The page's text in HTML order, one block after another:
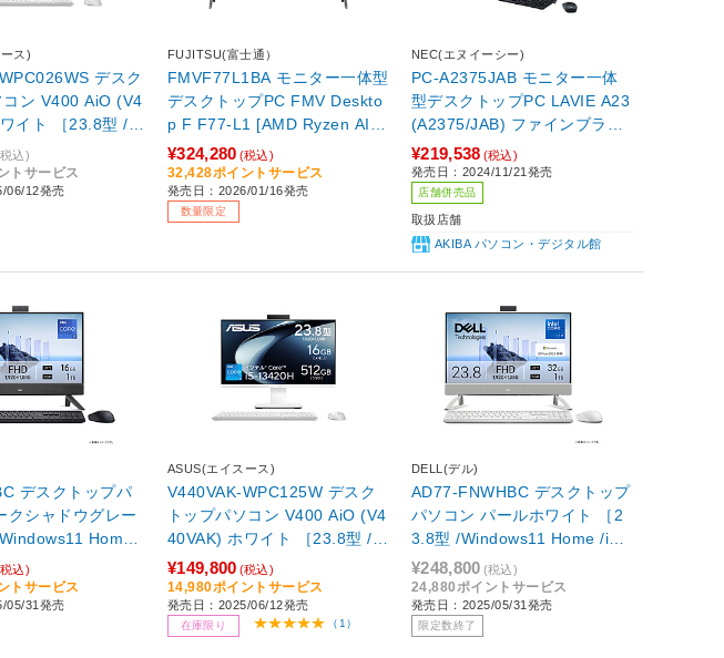
ス)
デスク
コン V400 AiO (V4
イト ［23.8型 /W
/intel Core i5
/SSD：512GB
/2
デル］
込)
トサービス
06/12発売
FUJITSU(富士通）
FMVF77L1BA モニター一体型
デスクトップPC FMV Deskto
p F F77-L1 [AMD Ryzen AI 7]
ブラック ［27型 /Windows11
Home /メモリ：32GB /SSD：
1TB /Microsoft 365 Personal
/2026年1月モデル］
¥324,280 (税込)
32,428ポイントサービス
発売日：2026/01/16発売
数量限定
NEC(エヌイーシー)
PC-A2375JAB モニター一体
型デスクトップPC LAVIE A23
(A2375/JAB) ファインブラッ
ク ［23.8型 /Windows11 Hom
e /intel Core i7 /メモリ：16G
B /SSD：512GB /Office Hom
eandBusiness /2024年秋冬モ
デル］ 【sof001】
¥219,538 (税込)
発売日：2024/11/21発売
店舗併売品
取扱店舗
AKIBA パソコン・デジタル館
デスクトップパ
Home /
/メモリ：16GB /
2025年夏モデ
】
込)
トサービス
05/31発売
ASUS(エイスース)
V440VAK-WPC125W デスク
トップパソコン V400 AiO (V4
40VAK) ホワイト ［23.8型 /W
indows11 Home /intel Core i5
/メモリ：16GB /SSD：512GB
/2025年6月モデル］
¥149,800 (税込)
14,980ポイントサービス
発売日：2025/06/12発売
在庫限り （1）
DELL(デル)
AD77-FNWHBC デスクトップ
パソコン パールホワイト ［2
3.8型 /Windows11 Home /inte
l Core 7 /メモリ：32GB /SS
D：1TB /2025年夏モデル］
¥248,800 (税込)
24,880ポイントサービス
発売日：2025/05/31発売
限定数終了